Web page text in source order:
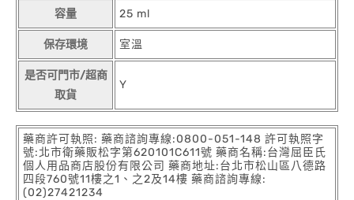
容量 25 ml
保存環境 室溫
是否可門市/超商
取貨
Y
藥商許可執照: 藥商諮詢專線:0800-051-148 許可執照字
號:北市衛藥販松字第620101C611號 藥商名稱:台灣屈臣氏
個人用品商店股份有限公司 藥商地址:台北市松山區八德路
四段760號11樓之1、之2及14樓 藥商諮詢專線:
(02)27421234